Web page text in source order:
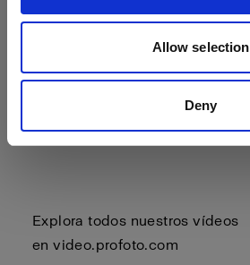
Allow selection
Deny
Explora todos nuestros vídeos
envideo.profoto.com